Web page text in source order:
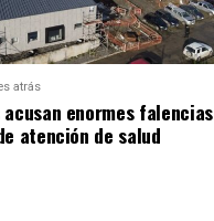
atrás
enormes falencias
atención de salud